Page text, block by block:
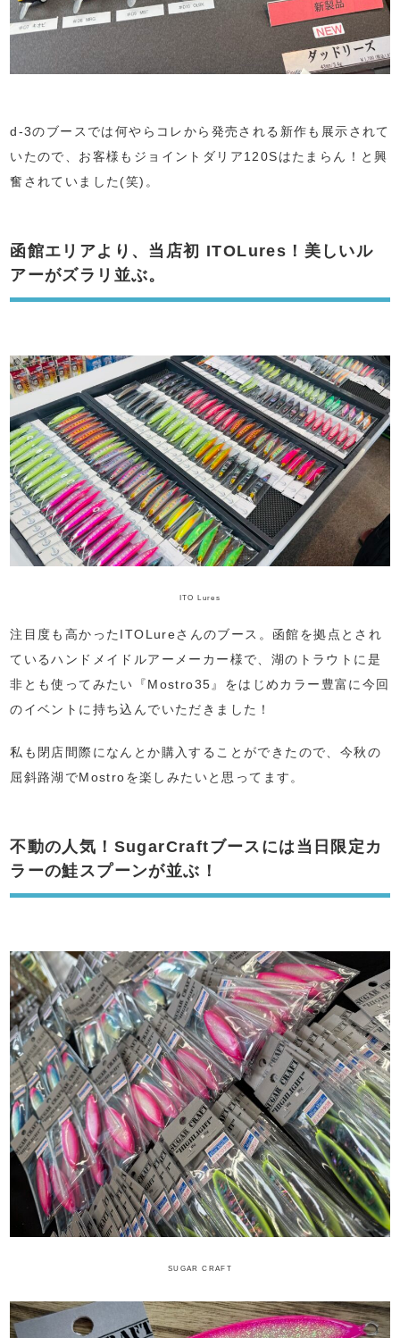
d-3のブースでは何やらコレから発売される新作も展示されて
いたので、お客様もジョイントダリア120Sはたまらん！と興
奮されていました(笑)。
函館エリアより、当店初 ITOLures！美しいル
アーがズラリ並ぶ。
ITO Lures
注目度も高かったITOLureさんのブース。函館を拠点とされ
ているハンドメイドルアーメーカー様で、湖のトラウトに是
非とも使ってみたい『Mostro35』をはじめカラー豊富に今回
のイベントに持ち込んでいただきました！
私も閉店間際になんとか購入することができたので、今秋の
屈斜路湖でMostroを楽しみたいと思ってます。
不動の人気！SugarCraftブースには当日限定カ
ラーの鮭スプーンが並ぶ！
SUGAR CRAFT